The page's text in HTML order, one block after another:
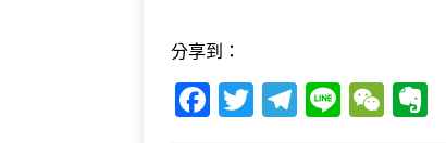
分享到：
F T T Li W